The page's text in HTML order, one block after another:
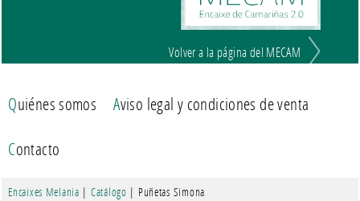
Volver a la página del MECAM
Quiénes somos Aviso legal y condiciones de venta
Contacto
Encaixes Melania Catálogo | Puñetas Simona